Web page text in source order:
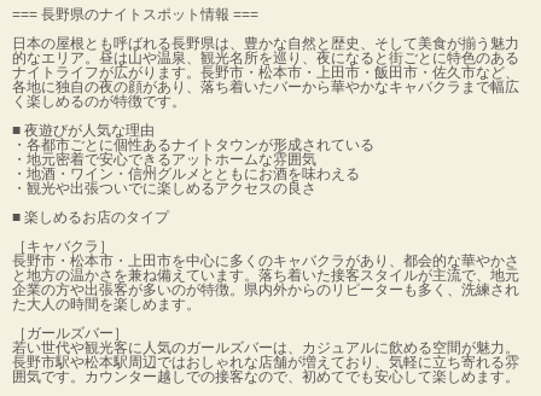
=== 長野県のナイトスポット情報 ===
日本の屋根とも呼ばれる長野県は、豊かな自然と歴史、そして美食が揃う魅力
的なエリア。昼は山や温泉、観光名所を巡り、夜になると街ごとに特色のある
ナイトライフが広がります。長野市・松本市・上田市・飯田市・佐久市など、
各地に独自の夜の顔があり、落ち着いたバーから華やかなキャバクラまで幅広
く楽しめるのが特徴です。
■ 夜遊びが人気な理由
・各都市ごとに個性あるナイトタウンが形成されている
・地元密着で安心できるアットホームな雰囲気
・地酒・ワイン・信州グルメとともにお酒を味わえる
・観光や出張ついでに楽しめるアクセスの良さ
■ 楽しめるお店のタイプ
［キャバクラ］
長野市・松本市・上田市を中心に多くのキャバクラがあり、都会的な華やかさ
と地方の温かさを兼ね備えています。落ち着いた接客スタイルが主流で、地元
企業の方や出張客が多いのが特徴。県内外からのリピーターも多く、洗練され
た大人の時間を楽しめます。
［ガールズバー］
若い世代や観光客に人気のガールズバーは、カジュアルに飲める空間が魅力。
長野市駅や松本駅周辺ではおしゃれな店舗が増えており、気軽に立ち寄れる雰
囲気です。カウンター越しでの接客なので、初めてでも安心して楽しめます。